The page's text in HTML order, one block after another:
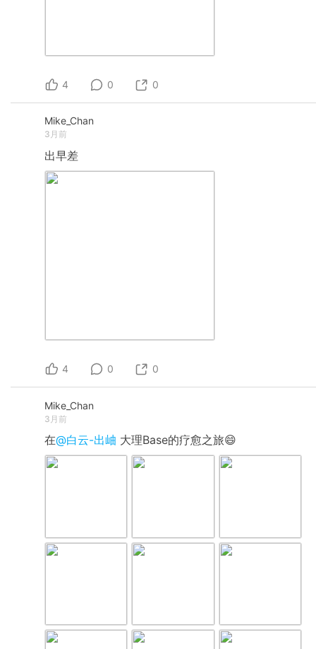
4 0 0
Mike_Chan
3月前
出早差
4 0 0
Mike_Chan
3月前
在@白云-出岫 大理Base的疗愈之旅😄